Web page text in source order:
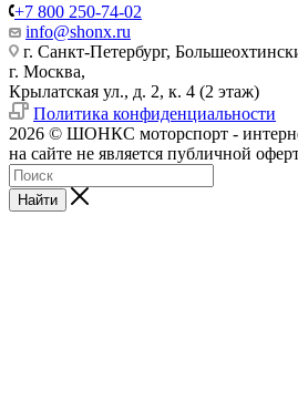
+7 800 250-74-02
info@shonx.ru
г. Санкт-Петербург,
г. Москва,
Крылатская ул., д. 2, к. 4 (2 этаж)
Политика конфиденциальности
2026 © ШОНКС моторспорт -
на сайте не является публичной
Найти